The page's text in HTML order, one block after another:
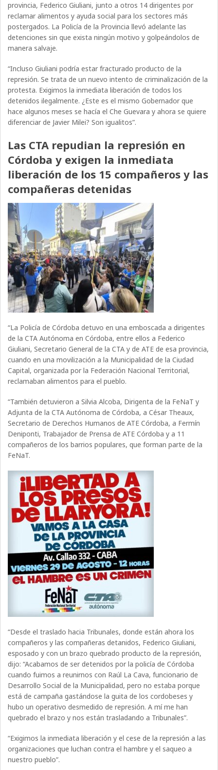
provincia, Federico Giuliani, junto a otros 14 dirigentes por
reclamar alimentos y ayuda social para los sectores más
postergados. La Policía de la Provincia llevó adelante las
detenciones sin que exista ningún motivo y golpeándolos de
manera salvaje.
“Incluso Giuliani podría estar fracturado producto de la
represión. Se trata de un nuevo intento de criminalización de la
protesta. Exigimos la inmediata liberación de todos los
detenidos ilegalmente. ¿Este es el mismo Gobernador que
hace algunos meses se hacía el Che Guevara y ahora se quiere
diferenciar de Javier Milei?Son igualitos”.
Las CTA repudian la represión en
Córdoba y exigen la inmediata
liberación de los 15 compañeros y las
compañeras detenidas
“La Policía de Córdoba detuvo en una emboscada a dirigentes
de la CTA Autónoma en Córdoba, entre ellos a Federico
Giuliani, Secretario General de la CTA y de ATE de esa provincia,
cuando en una movilización a la Municipalidad de la Ciudad
Capital, organizada por la Federación Nacional Territorial,
reclamaban alimentos para el pueblo.
“También detuvieron a Silvia Alcoba, Dirigenta de la FeNaT y
Adjunta de la CTA Autónoma de Córdoba, a César Theaux,
Secretario de Derechos Humanos de ATE Córdoba, a Fermín
Deniponti, Trabajador de Prensa de ATE Córdoba y a 11
compañeros de los barrios populares, que forman parte de la
FeNaT.
“Desde el traslado hacia Tribunales, donde están ahora los
compañeros y las compañeras detanidos, Federico Giuliani,
esposado y con un brazo quebrado producto de la represión,
dijo: “Acabamos de ser detenidos por la policía de Córdoba
cuando fuimos a reunirnos con Raúl La Cava, funcionario de
Desarrollo Social de la Municipalidad, pero no estaba porque
está de campaña gastándose la guita de los cordobeses y
hubo un operativo desmedido de represión. A mí me han
quebrado el brazo y nos están trasladando a Tribunales”.
“Exigimos la inmediata liberación y el cese de la represión a las
organizaciones que luchan contra el hambre y el saqueo a
nuestro pueblo”.